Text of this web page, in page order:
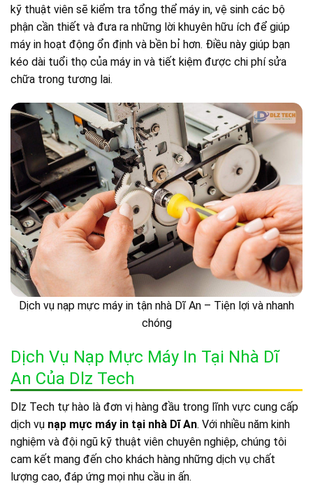
kỹ thuật viên sẽ kiểm tra tổng thể máy in, vệ sinh các bộ
phận cần thiết và đưa ra những lời khuyên hữu ích để giúp
máy in hoạt động ổn định và bền bỉ hơn. Điều này giúp bạn
kéo dài tuổi thọ của máy in và tiết kiệm được chi phí sửa
chữa trong tương lai.
Dịch vụ nạp mực máy in tận nhà Dĩ An – Tiện lợi và nhanh
chóng
Dịch Vụ Nạp Mực Máy In Tại Nhà Dĩ
An Của Dlz Tech
Dlz Tech tự hào là đơn vị hàng đầu trong lĩnh vực cung cấp
dịch vụ nạp mực máy in tại nhà Dĩ An. Với nhiều năm kinh
nghiệm và đội ngũ kỹ thuật viên chuyên nghiệp, chúng tôi
cam kết mang đến cho khách hàng những dịch vụ chất
lượng cao, đáp ứng mọi nhu cầu in ấn.